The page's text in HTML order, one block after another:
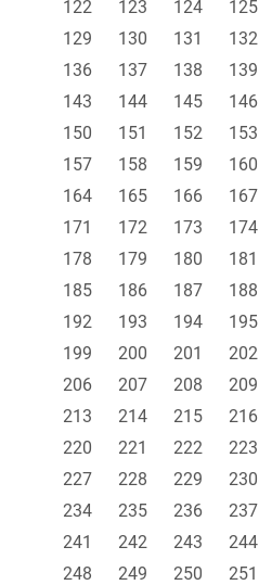
122
123 124 125
129
130 131 132
136
137 138 139
143
144 145 146
150
151 152 153
157
158 159 160
164
165 166 167
171
172 173 174
178
179 180 181
185
186 187 188
192
193 194 195
199
200 201 202
206
207 208 209
213
214 215 216
220
221 222 223
227
228 229 230
234
235 236 237
241
242 243 244
248
249 250 251